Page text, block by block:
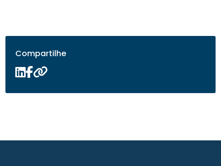
Compartilhe